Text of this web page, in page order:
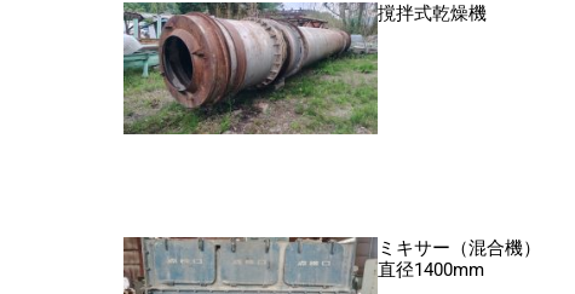
撹拌式乾燥機
ミキサー（混合機）
直径1400mm